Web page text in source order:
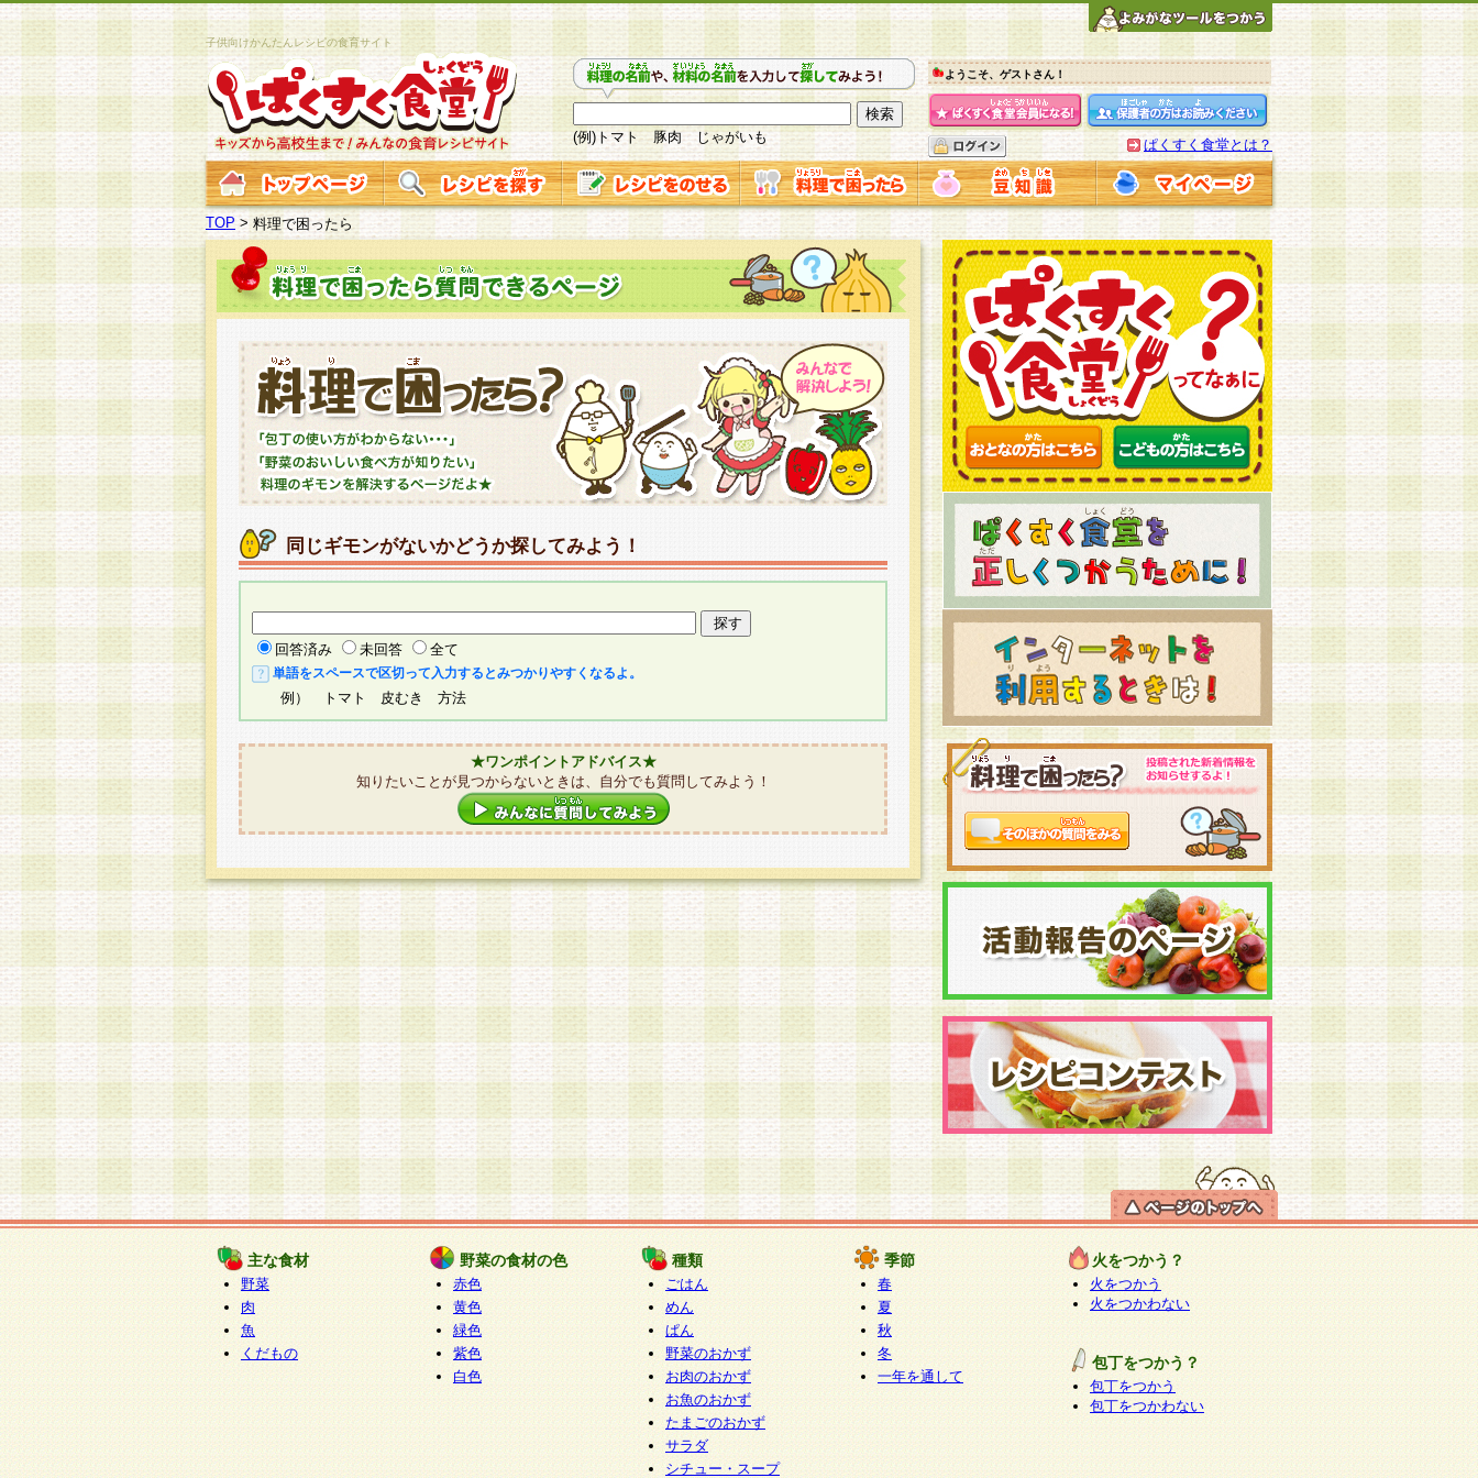
子供向けかんたんレシピの食育サイト
(例)トマト 豚肉 じゃがいも
ようこそ、ゲストさん！
ぱくすく食堂とは？
TOP > 料理で困ったら
同じギモンがないかどうか探してみよう！
回答済み 未回答 全て
単語をスペースで区切って入力するとみつかりやすくなるよ。
例） トマト 皮むき 方法
★ワンポイントアドバイス★
知りたいことが見つからないときは、自分でも質問してみよう！
主な食材
野菜
肉
魚
くだもの
野菜の食材の色
赤色
黄色
緑色
紫色
白色
種類
ごはん
めん
ぱん
野菜のおかず
お肉のおかず
お魚のおかず
たまごのおかず
サラダ
シチュー・スープ
季節
春
夏
秋
冬
一年を通して
火をつかう？
火をつかう
火をつかわない
包丁をつかう？
包丁をつかう
包丁をつかわない